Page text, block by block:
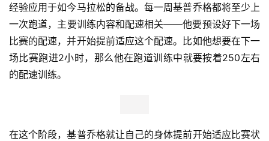
经验应用于如今马拉松的备战。每一周基普乔格都将至少上
一次跑道，主要训练内容和配速相关——他要预设好下一场
比赛的配速，并开始提前适应这个配速。比如他想要在下一
场比赛跑进2小时，那么他在跑道训练中就要按着250左右
的配速训练。
在这个阶段，基普乔格就让自己的身体提前开始适应比赛状